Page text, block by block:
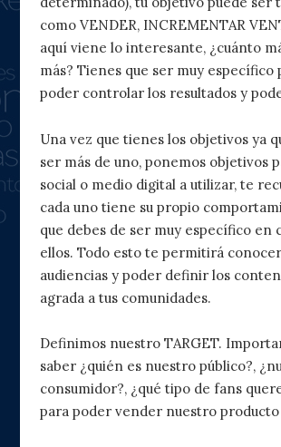
como VENDER, INCREMENTAR
aquí viene lo interesante, ¿cuánto
más? Tienes que ser muy específico
poder controlar los resultados y
Una vez que tienes los objetivos ya
ser más de uno, ponemos objetivos
social o medio digital a utilizar, te
cada uno tiene su propio
que debes de ser muy específico en
ellos. Todo esto te permitirá
audiencias y poder definir los
agrada a tus comunidades.
Definimos nuestro TARGET.
saber ¿quién es nuestro público?,
consumidor?, ¿qué tipo de fans
para poder vender nuestro